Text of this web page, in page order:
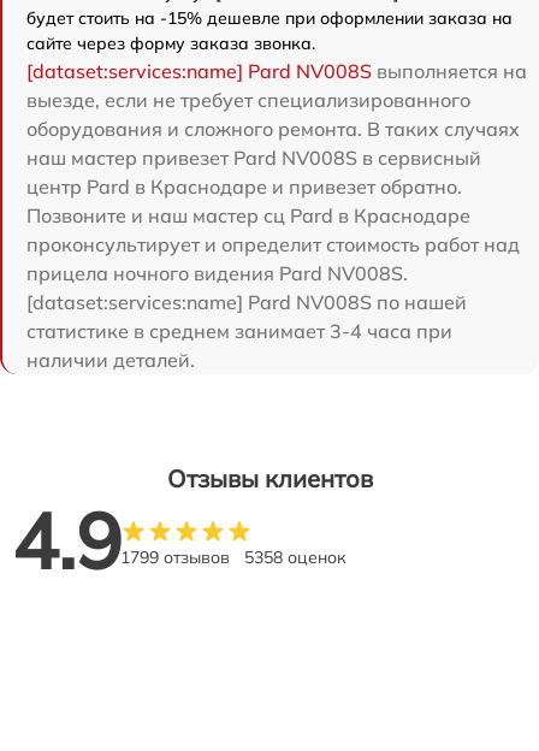
будет стоить на -15% дешевле при оформлении заказа на
сайте через форму заказа звонка.
[dataset:services:name] Pard NV008S выполняется на
выезде, если не требует специализированного
оборудования и сложного ремонта. В таких случаях
наш мастер привезет Pard NV008S в сервисный
центр Pard в Краснодаре и привезет обратно.
Позвоните и наш мастер сц Pard в Краснодаре
проконсультирует и определит стоимость работ над
прицела ночного видения Pard NV008S.
[dataset:services:name] Pard NV008S по нашей
статистике в среднем занимает 3-4 часа при
наличии деталей.
Отзывы клиентов
4.91799 отзывов 5358 оценок